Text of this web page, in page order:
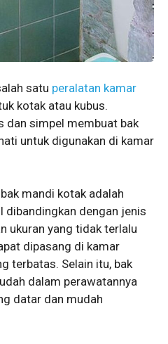
satu peralatan kamar
kotak atau kubus.
dan simpel membuat bak
untuk digunakan di kamar
mandi kotak adalah
dibandingkan dengan jenis
ukuran yang tidak terlalu
dipasang di kamar
terbatas. Selain itu, bak
dalam perawatannya
datar dan mudah